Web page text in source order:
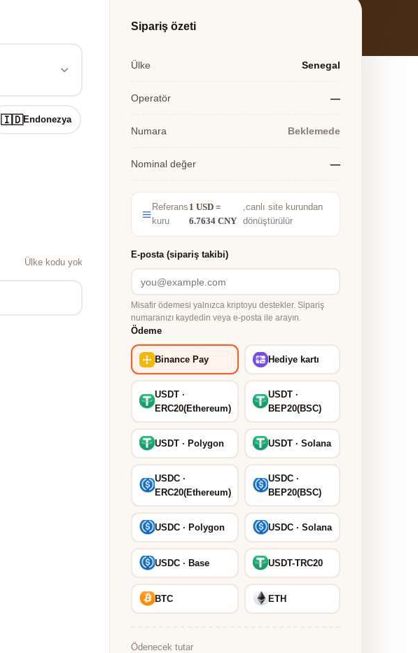
🇮🇩Endonezya
Ülke kodu yok
Sipariş özeti
Ülke Senegal
Operatör —
Numara Beklemede
Nominal değer —
Referans
kuru
1 USD =
6.7634 CNY
,canlı site kurundan
dönüştürülür
E-posta (sipariş takibi)
Misafir ödemesi yalnızca kriptoyu destekler. Sipariş
numaranızı kaydedin veya e-posta ile arayın.
Ödeme
Binance Pay Hediye kartı
USDT ·
ERC20(Ethereum)
USDT ·
BEP20(BSC)
USDT · Polygon USDT · Solana
USDC ·
ERC20(Ethereum)
USDC ·
BEP20(BSC)
USDC · Polygon USDC · Solana
USDC · Base USDT-TRC20
BTC ETH
Ödenecek tutar